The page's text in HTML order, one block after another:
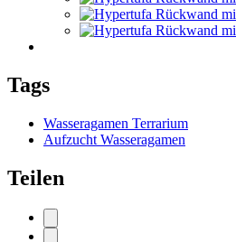
Tags
Wasseragamen Terrarium
Aufzucht Wasseragamen
Teilen